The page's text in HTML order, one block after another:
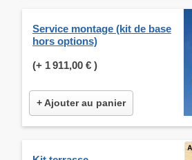
Service montage (kit de base
hors options)
(+ 1 911,00 € )
+ Ajouter au panier